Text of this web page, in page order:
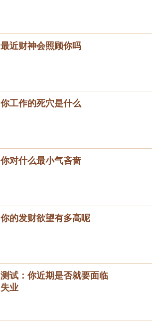
最近财神会照顾你吗
你工作的死穴是什么
你对什么最小气吝啬
你的发财欲望有多高呢
测试：你近期是否就要面临
失业